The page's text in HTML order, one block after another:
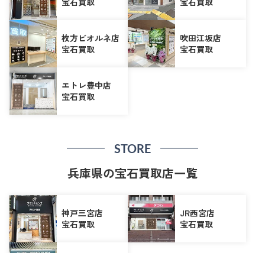
枚方ビオルネ店
宝石買取
吹田江坂店
宝石買取
エトレ豊中店
宝石買取
STORE
兵庫県の宝石買取店一覧
神戸三宮店
宝石買取
JR西宮店
宝石買取